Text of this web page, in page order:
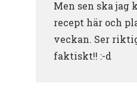
Men sen ska jag
recept här och
veckan. Ser
faktiskt!! :-d